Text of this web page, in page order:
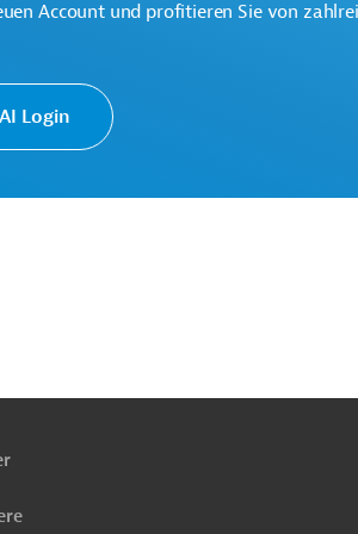
Account und profitieren Sie von
Login